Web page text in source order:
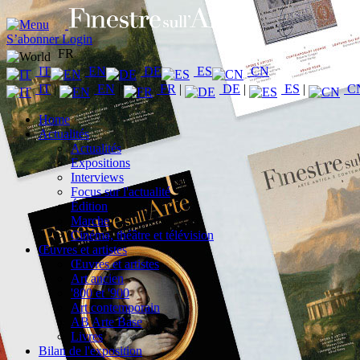
S’abonnerLogin
FR
IT
EN DE ES
CN
IT| EN | FR | DE | ES |
Home
Actualités
Actualités
Expositions
Interviews
Focus sur l'actualité
Édition
Marche
Cinéma, théâtre et télévision
Œuvres et artistes
Œuvres et artistes
Art ancien
'800 et '900
Art contemporain
AB Arte Base
Livres
Bilan de l'exposition